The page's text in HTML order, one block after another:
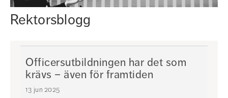
Rektorsblogg
Officersutbildningen har det som
krävs – även för framtiden
13 jun 2025